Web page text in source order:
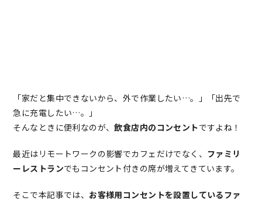
「家だと集中できないから、外で作業したい…。」「出先で
急に充電したい…。」
そんなときに便利なのが、飲食店内のコンセントですよね！
最近はリモートワークの影響でカフェだけでなく、 ファミリ
ーレストランでもコンセント付きの席が増えてきています。
そこで本記事では、 お客様用コンセントを設置しているファ